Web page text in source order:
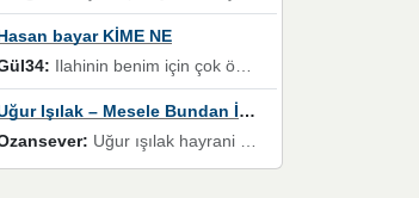
bayar KİME NE
Ilahinin benim için çok özel bir yeri var İlk çıktığında komşum ne kadar yüksek sesle dinliyorsa orada duymuştum ve YouTube'dan aratıp Bu ilahiyi bulmuştum ve sonra müdavimi oldum günlük Ben de 3-5 kere dinleyip ezberleyip artık ilahiye bende eşlik ediyorum yüksek sesle Allah razı olsun hizmet nimettir Rabbim sizin zahmetlerinize de hayırlı nimetler versin Selam ve dua ile Allah'a emanet olun
Uğur Işılak – Mesele Bundan İbaret
Uğur ışılak hayrani olarak eski yeni tüm eserlerini keyifle huzurla dinleyenlerden birisiyim, emeğine saygı duyan gönül veren bunu en güzel şekilde sevenlerine ulaştıran siz değerli sayfa yöneticilerine de teşekkür ederim